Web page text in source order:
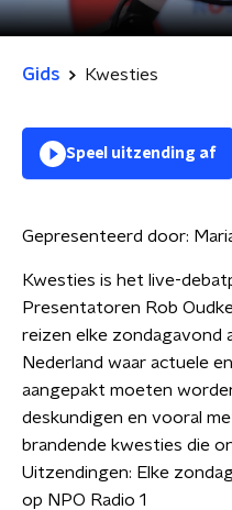
Gids Kwesties
Speel uitzending af
Gepresenteerd door:
Kwesties is het live-
Presentatoren Rob
reizen elke zondagavond
Nederland waar actuele
aangepakt moeten
deskundigen en vooral
brandende kwesties die
Uitzendingen: Elke
op NPO Radio 1